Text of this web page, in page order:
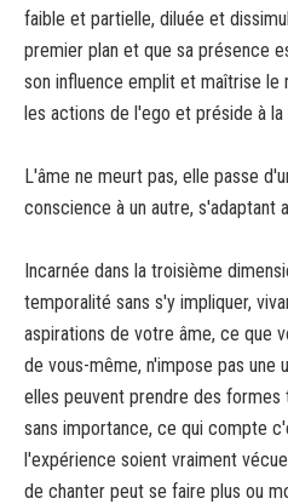
faible et partielle, diluée et
premier plan et que sa présence
son influence emplit et maîtrise
les actions de l'ego et préside à la
L'âme ne meurt pas, elle passe
conscience à un autre, s'adaptant
Incarnée dans la troisième
temporalité sans s'y impliquer,
aspirations de votre âme, ce que
de vous-même, n'impose pas une
elles peuvent prendre des
sans importance, ce qui compte
l'expérience soient vraiment
de chanter peut se faire plus ou